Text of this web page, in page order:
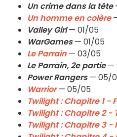
Un crime dans la tête
Un homme en colère
Valley Girl— 01/05
WarGames— 01/05
Le Parrain — 03/05
Le Parrain, 2e partie—
Power Rangers— 05/
Warrior— 05/05
Twilight : Chapitre 1 -
Twilight : Chapitre 2 -
Twilight : Chapitre 3 -